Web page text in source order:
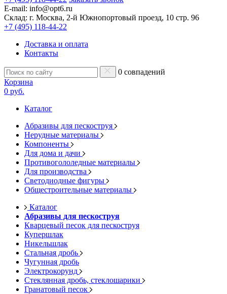
E-mail: info@opt6.ru
Склад: г. Москва, 2-й Южнопортовый проезд, 10 стр. 96
+7 (495) 118-44-22
Доставка и оплата
Контакты
0 совпадений
Корзина
0 руб.
Каталог
Абразивы для пескоструя
Нерудные материалы
Компоненты
Для дома и дачи
Противогололедные материалы
Для производства
Светодиодные фигуры
Общестроительные материалы
Каталог
Абразивы для пескоструя
Кварцевый песок для пескоструя
Купершлак
Никельшлак
Стальная дробь
Чугунная дробь
Электрокорунд
Стеклянная дробь, стеклошарики
Гранатовый песок